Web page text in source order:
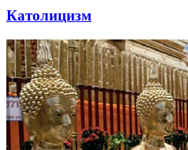
Католицизм